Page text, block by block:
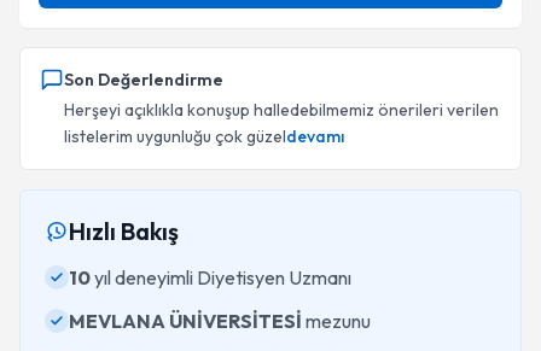
Son Değerlendirme
Herşeyi açıklıkla konuşup halledebilmemiz önerileri verilen
listelerim uygunluğu çok güzeldevamı
Hızlı Bakış
10yıl deneyimli Diyetisyen Uzmanı
MEVLANA ÜNİVERSİTESİ mezunu